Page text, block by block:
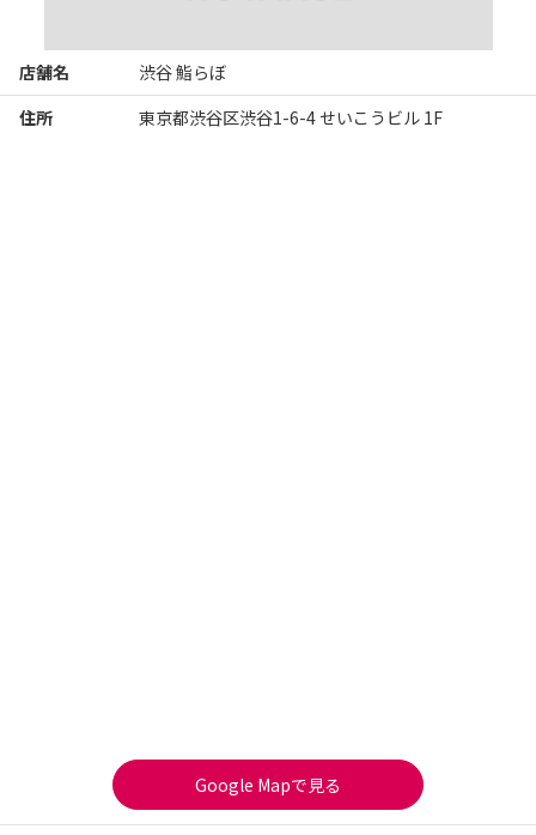
季節によって赤酢のバランスを変えている！
という言葉が衝撃的でした。
店舗名
渋谷 鮨らぼ
住所
東京都渋谷区渋谷1-6-4 せいこうビル 1F
Google Mapで見る